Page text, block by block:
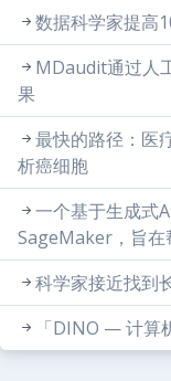
数据科学家提高
MDaudit通过人
果
最快的路径：医
析癌细胞
一个基于生成式
SageMaker，旨在
科学家接近找到
「DINO — 计算